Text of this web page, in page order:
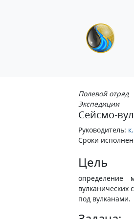
Полевой отряд
Экспедиции
Сейсмо-
Руководитель:
Сроки
​Цель
определение
вулканических
под вулканами.